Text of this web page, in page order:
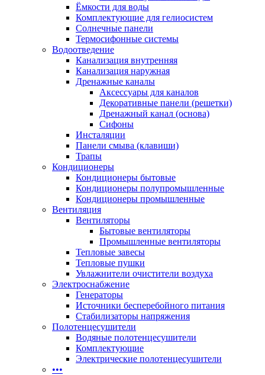
Ёмкости для воды
Комплектующие для гелиосистем
Солнечные панели
Термосифонные системы
Водоотведение
Канализация внутренняя
Канализация наружная
Дренажные каналы
Аксессуары для каналов
Декоративные панели (решетки)
Дренажный канал (основа)
Сифоны
Инсталяции
Панели смыва (клавиши)
Трапы
Кондиционеры
Кондиционеры бытовые
Кондиционеры полупромышленные
Кондиционеры промышленные
Вентиляция
Вентиляторы
Бытовые вентиляторы
Промышленные вентиляторы
Тепловые завесы
Тепловые пушки
Увлажнители очистители воздуха
Электроснабжение
Генераторы
Источники бесперебойного питания
Стабилизаторы напряжения
Полотенцесушители
Водяные полотенцесушители
Комплектующие
Электрические полотенцесушители
•••